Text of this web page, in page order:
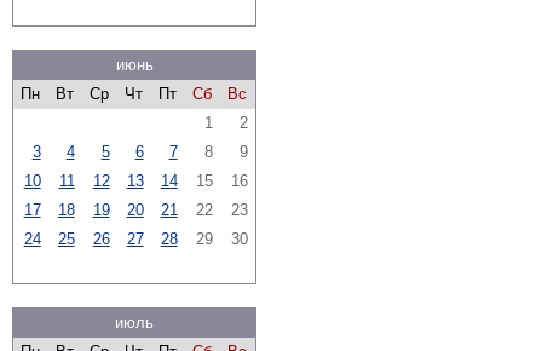
июнь
Пн
Вт Ср Чт Пт Сб
Вс
1
2
3
4 5 6 7 8
9
10
11 12 13 14 15
16
17
18 19 20 21 22
23
24
25 26 27 28 29 30
июль